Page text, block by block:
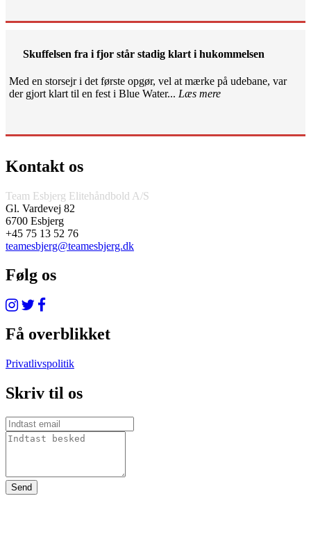
Skuffelsen fra i fjor står stadig klart i hukommelsen
Med en storsejr i det første opgør, vel at mærke på udebane, var
der gjort klart til en fest i Blue Water... Læs mere
Kontakt os
Team Esbjerg Elitehåndbold A/S
Gl. Vardevej 82
6700 Esbjerg
+45 75 13 52 76
teamesbjerg@teamesbjerg.dk
Følg os
Få overblikket
Privatlivspolitik
Skriv til os